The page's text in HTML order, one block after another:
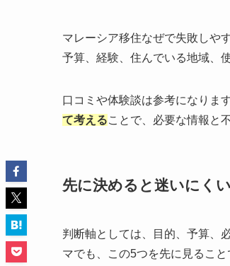
マレーシア移住なぜで失敗しや
予算、経験、住んでいる地域、
口コミや体験談は参考になりま
て考えることで、必要な情報と
先に決めると迷いにく
判断軸としては、目的、予算、
マでも、この5つを先に見るこ